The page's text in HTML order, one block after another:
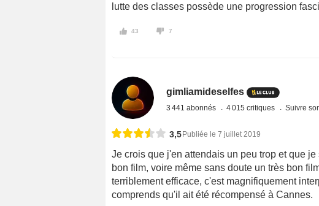
lutte des classes possède une progression
43 7
gimliamideselfes
3 441 abonnés 4 015 critiques Suivre
3,5 Publiée le 7 juillet 2019
Je crois que j'en attendais un peu trop et que
bon film, voire même sans doute un très bon
terriblement efficace, c'est magnifiquement
comprends qu'il ait été récompensé à Cannes.